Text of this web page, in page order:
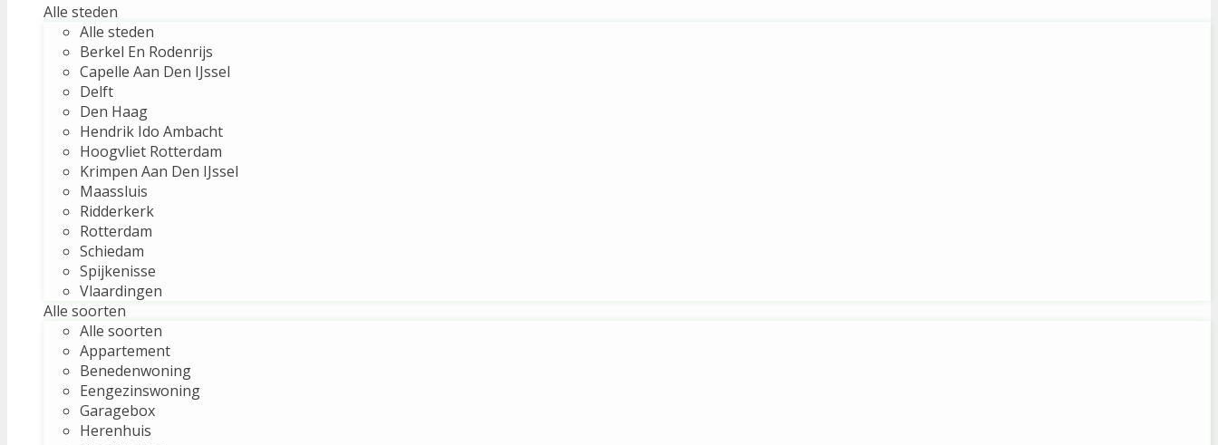
Alle steden
Alle steden
Berkel En Rodenrijs
Capelle Aan Den IJssel
Delft
Den Haag
Hendrik Ido Ambacht
Hoogvliet Rotterdam
Krimpen Aan Den IJssel
Maassluis
Ridderkerk
Rotterdam
Schiedam
Spijkenisse
Vlaardingen
Alle soorten
Alle soorten
Appartement
Benedenwoning
Eengezinswoning
Garagebox
Herenhuis